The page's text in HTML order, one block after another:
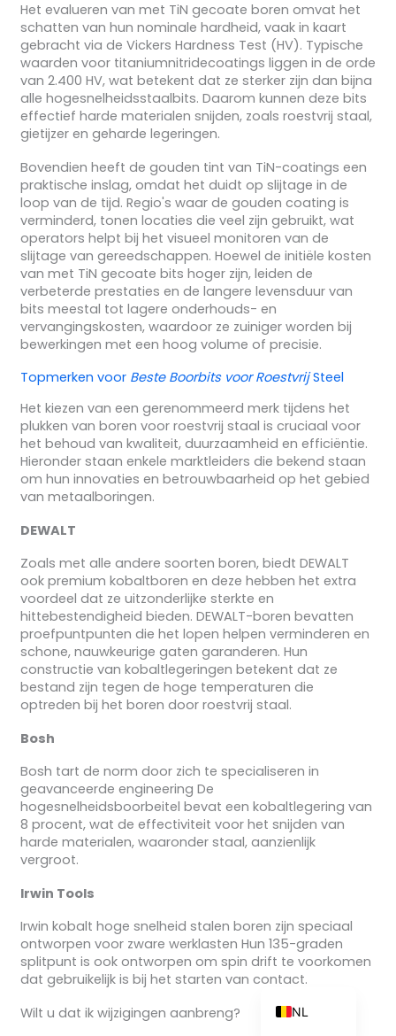
Het evalueren van met TiN gecoate boren omvat het
schatten van hun nominale hardheid, vaak in kaart
gebracht via de Vickers Hardness Test (HV). Typische
waarden voor titaniumnitridecoatings liggen in de orde
van 2.400 HV, wat betekent dat ze sterker zijn dan bijna
alle hogesnelheidsstaalbits. Daarom kunnen deze bits
effectief harde materialen snijden, zoals roestvrij staal,
gietijzer en geharde legeringen.
Bovendien heeft de gouden tint van TiN-coatings een
praktische inslag, omdat het duidt op slijtage in de
loop van de tijd. Regio's waar de gouden coating is
verminderd, tonen locaties die veel zijn gebruikt, wat
operators helpt bij het visueel monitoren van de
slijtage van gereedschappen. Hoewel de initiële kosten
van met TiN gecoate bits hoger zijn, leiden de
verbeterde prestaties en de langere levensduur van
bits meestal tot lagere onderhouds- en
vervangingskosten, waardoor ze zuiniger worden bij
bewerkingen met een hoog volume of precisie.
Topmerken voor Beste Boorbits voor RoestvrijSteel
Het kiezen van een gerenommeerd merk tijdens het
plukken van boren voor roestvrij staal is cruciaal voor
het behoud van kwaliteit, duurzaamheid en efficiëntie.
Hieronder staan enkele marktleiders die bekend staan
om hun innovaties en betrouwbaarheid op het gebied
van metaalboringen.
DEWALT
Zoals met alle andere soorten boren, biedt DEWALT
ook premium kobaltboren en deze hebben het extra
voordeel dat ze uitzonderlijke sterkte en
hittebestendigheid bieden. DEWALT-boren bevatten
proefpuntpunten die het lopen helpen verminderen en
schone, nauwkeurige gaten garanderen. Hun
constructie van kobaltlegeringen betekent dat ze
bestand zijn tegen de hoge temperaturen die
optreden bij het boren door roestvrij staal.
Bosh
Bosh tart de norm door zich te specialiseren in
geavanceerde engineering De
hogesnelheidsboorbeitel bevat een kobaltlegering van
8 procent, wat de effectiviteit voor het snijden van
harde materialen, waaronder staal, aanzienlijk
vergroot.
Irwin Tools
Irwin kobalt hoge snelheid stalen boren zijn speciaal
ontworpen voor zware werklasten Hun 135-graden
splitpunt is ook ontworpen om spin drift te voorkomen
dat gebruikelijk is bij het starten van contact.
Wilt u dat ik wijzigingen aanbreng?
NL
EN
DE
FR
KO
PT
RU